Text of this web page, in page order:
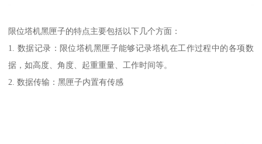
限位塔机黑匣子的特点主要包括以下几个方面：
1. 数据记录：限位塔机黑匣子能够记录塔机在工作过程中的各项数
据，如高度、角度、起重重量、工作时间等。
2. 数据传输：黑匣子内置有传感